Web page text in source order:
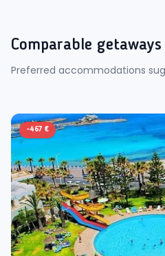
Comparable
Preferred accommodations
-467 €